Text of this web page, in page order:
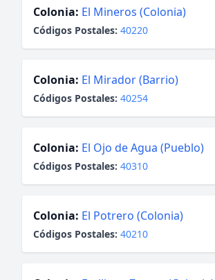
Colonia: El Mineros (Colonia)
Códigos Postales: 40220
Colonia: El Mirador (Barrio)
Códigos Postales: 40254
Colonia: El Ojo de Agua (Pueblo)
Códigos Postales: 40310
Colonia: El Potrero (Colonia)
Códigos Postales: 40210